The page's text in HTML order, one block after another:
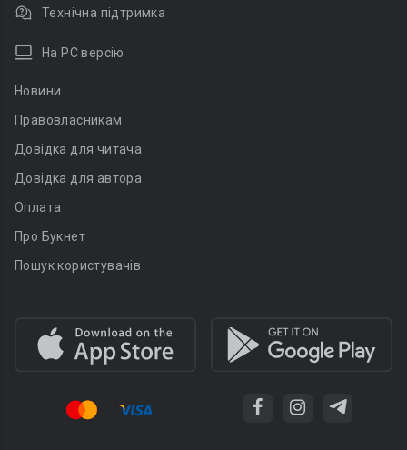
Технічна підтримка
На PC версію
Новини
Правовласникам
Довідка для читача
Довідка для автора
Оплата
Про Букнет
Пошук користувачів